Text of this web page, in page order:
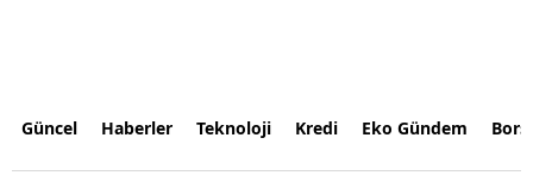
Güncel Haberler Teknoloji Kredi Eko Gündem